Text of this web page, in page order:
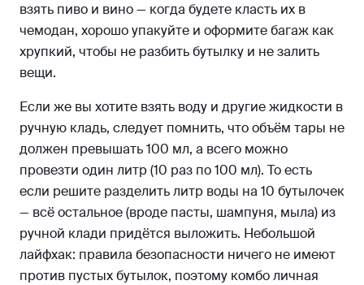
взять пиво и вино — когда будете класть их в
чемодан, хорошо упакуйте и оформите багаж как
хрупкий, чтобы не разбить бутылку и не залить
вещи.
Если же вы хотите взять воду и другие жидкости в
ручную кладь, следует помнить, что объём тары не
должен превышать 100 мл, а всего можно
провезти один литр (10 раз по 100 мл). То есть
если решите разделить литр воды на 10 бутылочек
— всё остальное (вроде пасты, шампуня, мыла) из
ручной клади придётся выложить. Небольшой
лайфхак: правила безопасности ничего не имеют
против пустых бутылок, поэтому комбо личная